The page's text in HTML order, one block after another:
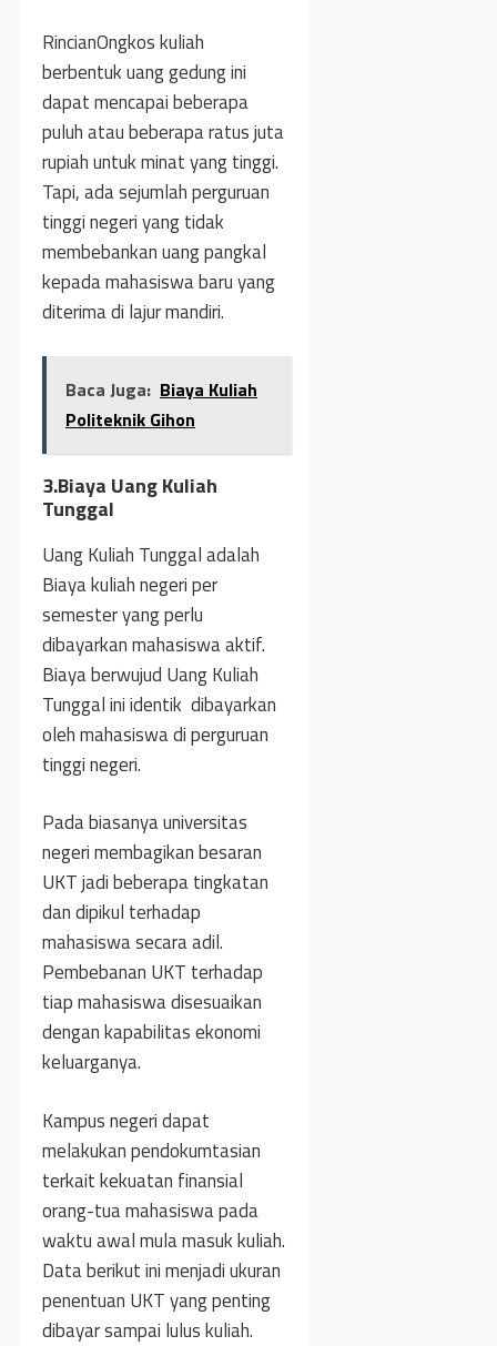
RincianOngkos kuliah
berbentuk uang gedung ini
dapat mencapai beberapa
puluh atau beberapa ratus juta
rupiah untuk minat yang tinggi.
Tapi, ada sejumlah perguruan
tinggi negeri yang tidak
membebankan uang pangkal
kepada mahasiswa baru yang
diterima di lajur mandiri.
Baca Juga: Biaya Kuliah
Politeknik Gihon
3.Biaya Uang Kuliah
Tunggal
Uang Kuliah Tunggal adalah
Biaya kuliah negeri per
semester yang perlu
dibayarkan mahasiswa aktif.
Biaya berwujud Uang Kuliah
Tunggal ini identik dibayarkan
oleh mahasiswa di perguruan
tinggi negeri.
Pada biasanya universitas
negeri membagikan besaran
UKT jadi beberapa tingkatan
dan dipikul terhadap
mahasiswa secara adil.
Pembebanan UKT terhadap
tiap mahasiswa disesuaikan
dengan kapabilitas ekonomi
keluarganya.
Kampus negeri dapat
melakukan pendokumtasian
terkait kekuatan finansial
orang-tua mahasiswa pada
waktu awal mula masuk kuliah.
Data berikut ini menjadi ukuran
penentuan UKT yang penting
dibayar sampai lulus kuliah.